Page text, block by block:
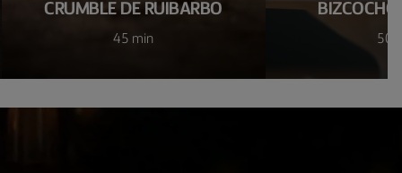
CRUMBLE DE RUIBARBO
45 min 50